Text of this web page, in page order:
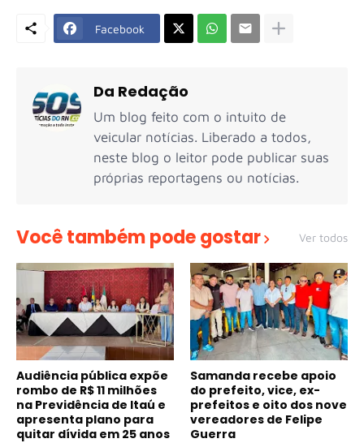
Facebook
Da Redação
Um blog feito com o intuito de
veicular notícias. Liberado a todos,
neste blog o leitor pode publicar suas
próprias reportagens ou notícias.
Você também pode gostar Ver todos
Audiência pública expõe
rombo de R$ 11 milhões
na Previdência de Itaú e
apresenta plano para
quitar dívida em 25 anos
Samanda recebe apoio
do prefeito, vice, ex-
prefeitos e oito dos nove
vereadores de Felipe
Guerra